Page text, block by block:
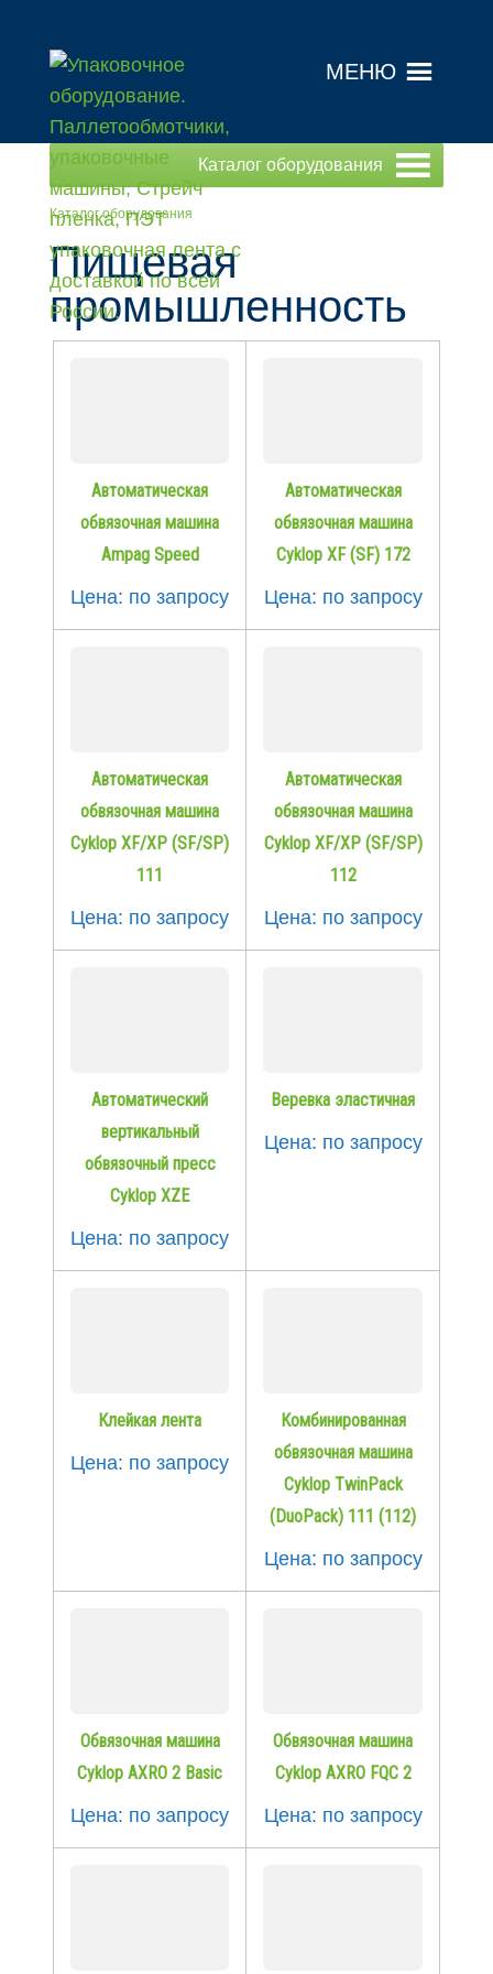
МЕНЮ
Каталог оборудования
Каталог оборудования
Пищевая
промышленность
Автоматическая
обвязочная машина
Ampag Speed
Цена: по запросу
Автоматическая
обвязочная машина
Cyklop XF (SF) 172
Цена: по запросу
Автоматическая
обвязочная машина
Cyklop XF/XP (SF/SP)
111
Цена: по запросу
Автоматическая
обвязочная машина
Cyklop XF/XP (SF/SP)
112
Цена: по запросу
Автоматический
вертикальный
обвязочный пресс
Cyklop XZE
Цена: по запросу
Веревка эластичная
Цена: по запросу
Клейкая лента
Цена: по запросу
Комбинированная
обвязочная машина
Cyklop TwinPack
(DuoPack) 111 (112)
Цена: по запросу
Обвязочная машина
Cyklop AXRO 2 Basic
Цена: по запросу
Обвязочная машина
Cyklop AXRO FQC 2
Цена: по запросу